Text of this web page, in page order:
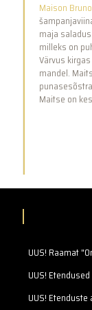
Maison
maja
milleks on
Värvus
mandel.
Maitse on
UUS! Raamat
UUS! Etendused
UUS!